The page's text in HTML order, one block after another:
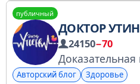
публичный
ДОКТОР УТИН
24150−70
Авторский блог Здоровье